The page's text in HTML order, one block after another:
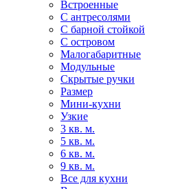
Встроенные
С антресолями
С барной стойкой
С островом
Малогабаритные
Модульные
Скрытые ручки
Размер
Мини-кухни
Узкие
3 кв. м.
5 кв. м.
6 кв. м.
9 кв. м.
Все для кухни